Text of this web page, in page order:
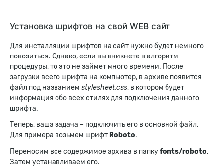
Установка шрифтов на свой WEB сайт
Для инсталляции шрифтов на сайт нужно будет немного
повозиться. Однако, если вы вникнете в алгоритм
процедуры, то это не займет много времени. После
загрузки всего шрифта на компьютер, в архиве появится
файл под названием stylesheet.css, в котором будет
информация обо всех стилях для подключения данного
шрифта.
Теперь, ваша задача – подключить его в основной файл.
Для примера возьмем шрифт Roboto.
Переносим все содержимое архива в папкуfonts/roboto.
Затем устанавливаем его.